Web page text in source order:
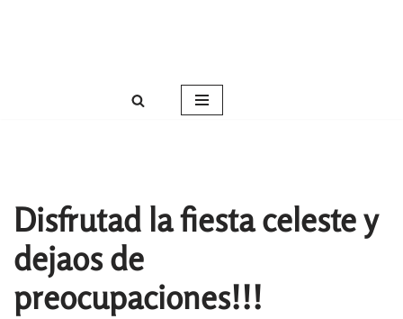
Disfrutad la fiesta celeste y
dejaos de
preocupaciones!!!